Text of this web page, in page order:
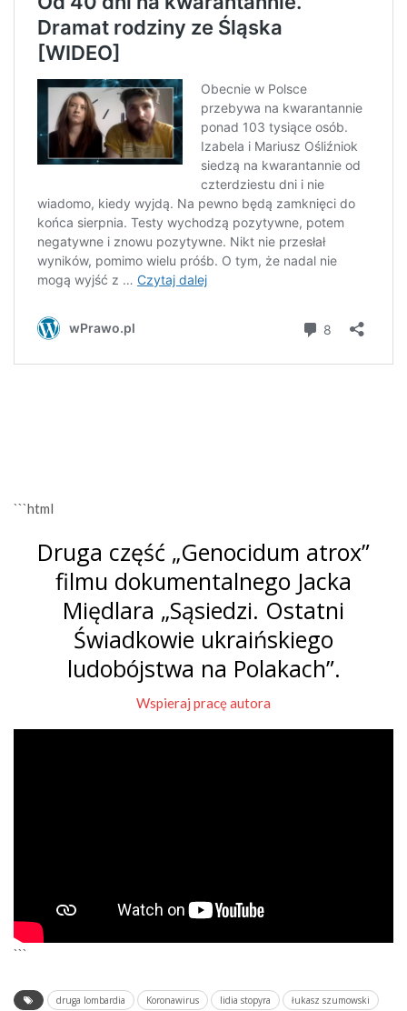
```html
Druga część „Genocidum atrox”
filmu dokumentalnego Jacka
Międlara „Sąsiedzi. Ostatni
Świadkowie ukraińskiego
ludobójstwa na Polakach”.
Wspieraj pracę autora
```
druga lombardia Koronawirus lidia stopyra
łukasz szumowski